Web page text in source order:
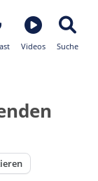
Videos Suche